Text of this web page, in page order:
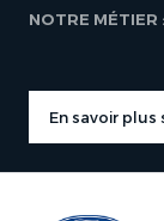
NOTRE MÉTIER
En savoir